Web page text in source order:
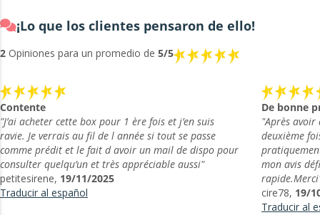
¡Lo que los clientes pensaron de ello!
2 Opiniones para un promedio de 5/5
Contente
"J’ai acheter cette box pour 1 ère fois et j’en suis
ravie. Je verrais au fil de l année si tout se passe
comme prédit et le fait d avoir un mail de dispo pour
consulter quelqu’un et très appréciable aussi"
petitesirene, 19/11/2025
Traducir al español
De bonne
"Après
deuxième
mon avis
cire78, 19/
Traducir al